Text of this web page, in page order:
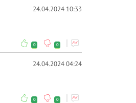
24.04.2024 10:33
0 0
24.04.2024 04:24
0 0